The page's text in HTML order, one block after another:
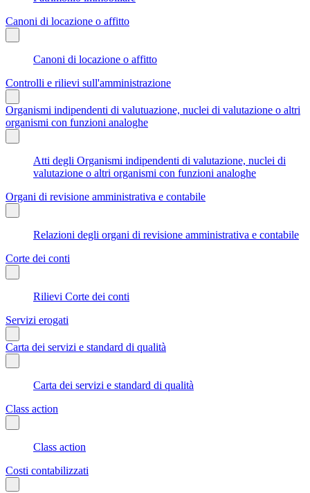
Canoni di locazione o affitto
Canoni di locazione o affitto
Controlli e rilievi sull'amministrazione
Organismi indipendenti di valutuazione, nuclei di valutazione o altri
organismi con funzioni analoghe
Atti degli Organismi indipendenti di valutazione, nuclei di
valutazione o altri organismi con funzioni analoghe
Organi di revisione amministrativa e contabile
Relazioni degli organi di revisione amministrativa e contabile
Corte dei conti
Rilievi Corte dei conti
Servizi erogati
Carta dei servizi e standard di qualità
Carta dei servizi e standard di qualità
Class action
Class action
Costi contabilizzati